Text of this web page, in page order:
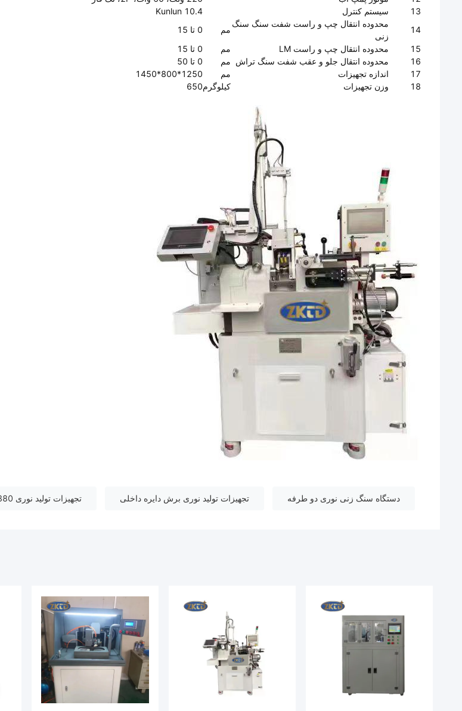
13
سیستم کنترل
Kunlun 10.4
14
محدوده انتقال چپ و راست شفت سنگ سنگ
زنی
مم
0 تا 15
15
محدوده انتقال چپ و راست LM مم
0 تا 15
16
محدوده انتقال جلو و عقب شفت سنگ تراش مم
0 تا 50
17
اندازه تجهیزات مم
1250*800*1450
18
وزن تجهیزات کیلوگرم650
دستگاه سنگ زنی نوری دو طرفه تجهیزات تولید نوری برش دایره داخلی تجهیزات تولید نوری 380 ولت